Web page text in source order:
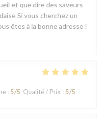
et que dire des saveurs
Si vous cherchez un
êtes à la bonne adresse !
: 5/5 Qualité / Prix : 5/5